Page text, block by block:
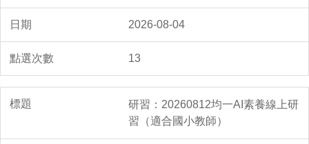
2026-08-04
13
研習：20260812均一AI素養線上研
習（適合國小教師）